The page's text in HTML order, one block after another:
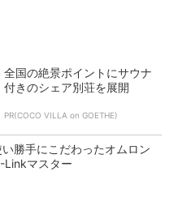
全国の絶景ポイントにサウナ
付きのシェア別荘を展開
PR(COCO VILLA on GOETHE)
勝手にこだわったオムロン
Linkマスター